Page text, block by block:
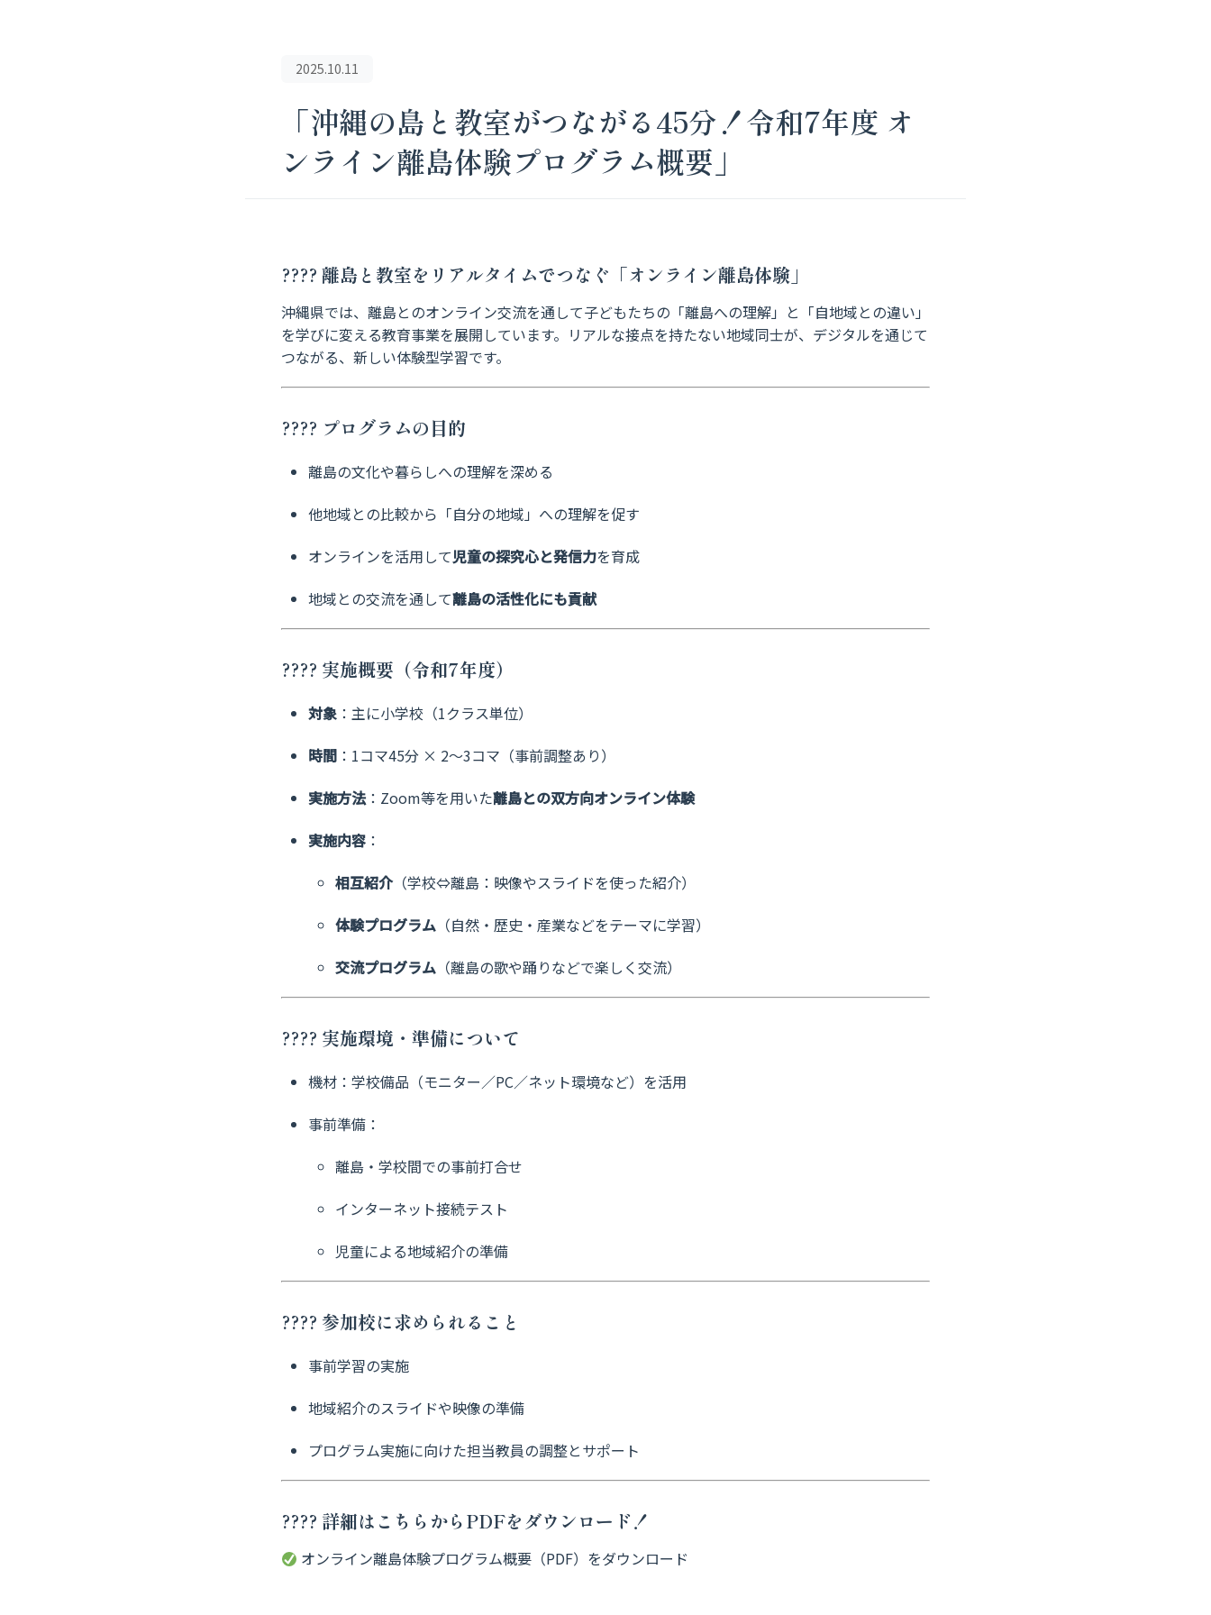
2025.10.11
「沖縄の島と教室がつながる45分！令和7年度 オ
ンライン離島体験プログラム概要」
???? 離島と教室をリアルタイムでつなぐ「オンライン離島体験」
沖縄県では、離島とのオンライン交流を通して子どもたちの「離島への理解」と「自地域との違い」
を学びに変える教育事業を展開しています。リアルな接点を持たない地域同士が、デジタルを通じて
つながる、新しい体験型学習です。
???? プログラムの目的
離島の文化や暮らしへの理解を深める
他地域との比較から「自分の地域」への理解を促す
オンラインを活用して児童の探究心と発信力を育成
地域との交流を通して離島の活性化にも貢献
???? 実施概要（令和7年度）
対象 ：主に小学校（1クラス単位）
時間 ：1コマ45分 × 2～3コマ（事前調整あり）
実施方法：Zoom等を用いた離島との双方向オンライン体験
実施内容 ：
相互紹介（学校⇔離島：映像やスライドを使った紹介）
体験プログラム （自然・歴史・産業などをテーマに学習）
交流プログラム （離島の歌や踊りなどで楽しく交流）
???? 実施環境・準備について
機材：学校備品（モニター／PC／ネット環境など）を活用
事前準備：
離島・学校間での事前打合せ
インターネット接続テスト
児童による地域紹介の準備
???? 参加校に求められること
事前学習の実施
地域紹介のスライドや映像の準備
プログラム実施に向けた担当教員の調整とサポート
???? 詳細はこちらからPDFをダウンロード！
オンライン離島体験プログラム概要（PDF）をダウンロード